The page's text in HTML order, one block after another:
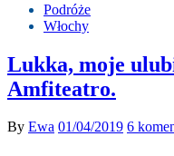
Podróże
Włochy
Lukka, moje
Amfiteatro.
By Ewa 01/04/2019 6